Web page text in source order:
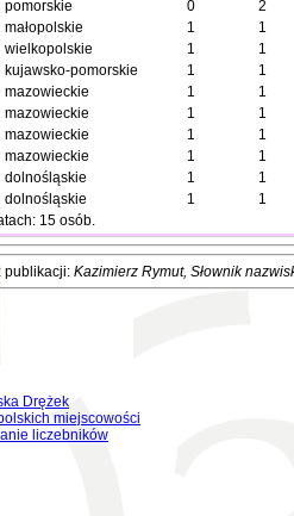
pomorskie 0
2
małopolskie 1
1
wielkopolskie 1
1
kujawsko-pomorskie 1
1
mazowieckie 1
1
mazowieckie 1
1
mazowieckie 1
1
mazowieckie 1
1
dolnośląskie 1
1
dolnośląskie 1
1
15 osób.
publikacji: Kazimierz Rymut, Słownik
Drężek
miejscowości
liczebników